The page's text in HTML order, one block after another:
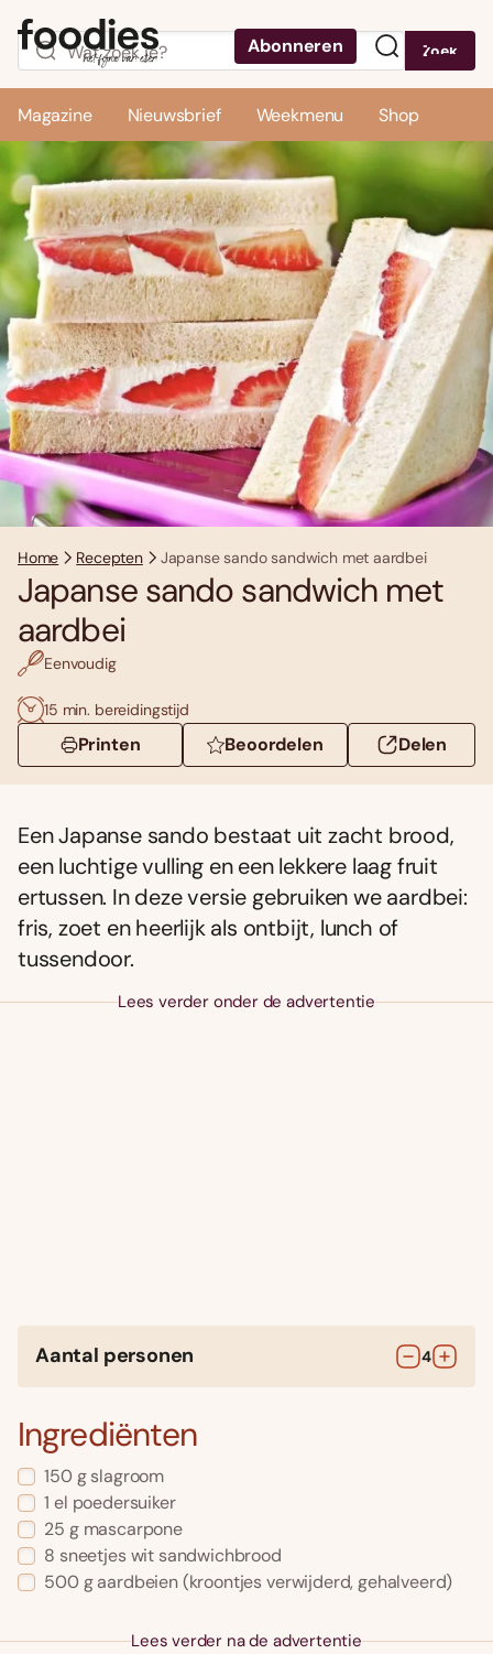
Abonneren Zoek
Magazine Nieuwsbrief Weekmenu Shop
Home Recepten Japanse sando sandwich met aardbei
Japanse sando sandwich met
aardbei
Eenvoudig
15 min. bereidingstijd
Printen Beoordelen Delen
Een Japanse sando bestaat uit zacht brood,
een luchtige vulling en een lekkere laag fruit
ertussen. In deze versie gebruiken we aardbei:
fris, zoet en heerlijk als ontbijt, lunch of
tussendoor.
Lees verder onder de advertentie
Aantal personen 4
Ingrediënten
150 g slagroom
1 el poedersuiker
25 g mascarpone
8 sneetjes wit sandwichbrood
500 g aardbeien(kroontjes verwijderd, gehalveerd)
Lees verder na de advertentie